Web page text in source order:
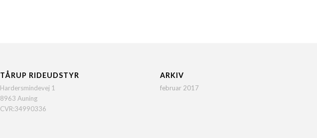
TÅRUP RIDEUDSTYR
Hardersmindevej 1
8963 Auning
CVR:34990336
ARKIV
februar 2017